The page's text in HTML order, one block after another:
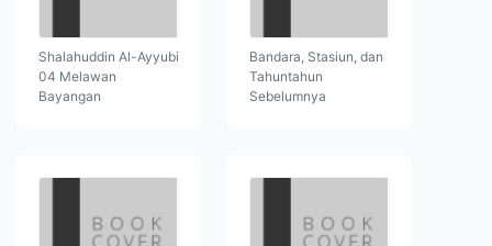
Shalahuddin Al-Ayyubi
04 Melawan
Bayangan
Bandara, Stasiun, dan
Tahuntahun
Sebelumnya